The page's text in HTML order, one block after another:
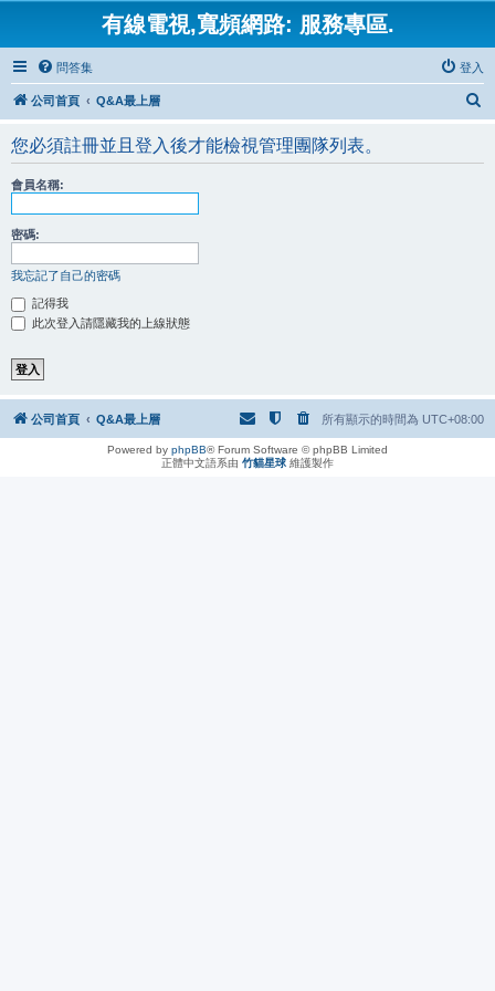
有線電視,寬頻網路: 服務專區.
問答集 登入
公司首頁 Q&A最上層
您必須註冊並且登入後才能檢視管理團隊列表。
會員名稱:
密碼:
我忘記了自己的密碼
記得我
此次登入請隱藏我的上線狀態
公司首頁 Q&A最上層 所有顯示的時間為 UTC+08:00
Powered by phpBB® Forum Software © phpBB Limited
正體中文語系由 竹貓星球 維護製作